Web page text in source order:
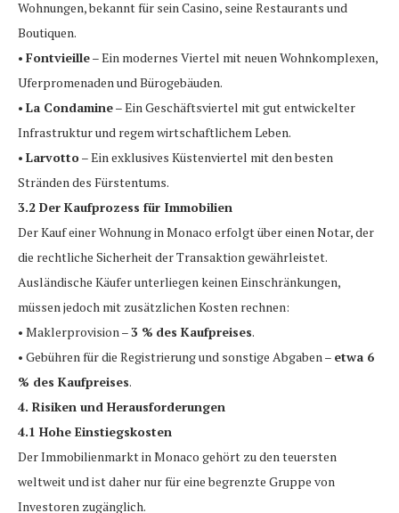
Wohnungen, bekannt für sein Casino, seine Restaurants und
Boutiquen.
• Fontvieille– Ein modernes Viertel mit neuen Wohnkomplexen,
Uferpromenaden und Bürogebäuden.
• La Condamine– Ein Geschäftsviertel mit gut entwickelter
Infrastruktur und regem wirtschaftlichem Leben.
• Larvotto– Ein exklusives Küstenviertel mit den besten
Stränden des Fürstentums.
3.2 Der Kaufprozess für Immobilien
Der Kauf einer Wohnung in Monaco erfolgt über einen Notar, der
die rechtliche Sicherheit der Transaktion gewährleistet.
Ausländische Käufer unterliegen keinen Einschränkungen,
müssen jedoch mit zusätzlichen Kosten rechnen:
• Maklerprovision –3 % des Kaufpreises.
• Gebühren für die Registrierung und sonstige Abgaben – etwa 6
% des Kaufpreises.
4. Risiken und Herausforderungen
4.1 Hohe Einstiegskosten
Der Immobilienmarkt in Monaco gehört zu den teuersten
weltweit und ist daher nur für eine begrenzte Gruppe von
Investoren zugänglich.